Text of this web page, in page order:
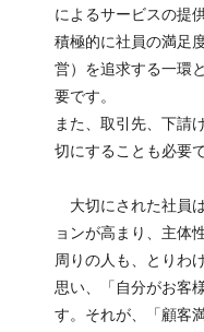
によるサービスの提
積極的に社員の満足
営）を追求する一環
要です。
また、取引先、下請
切にすることも必要で
大切にされた社員
ョンが高まり、主体
周りの人も、とりわ
思い、「自分がお客
す。それが、「顧客